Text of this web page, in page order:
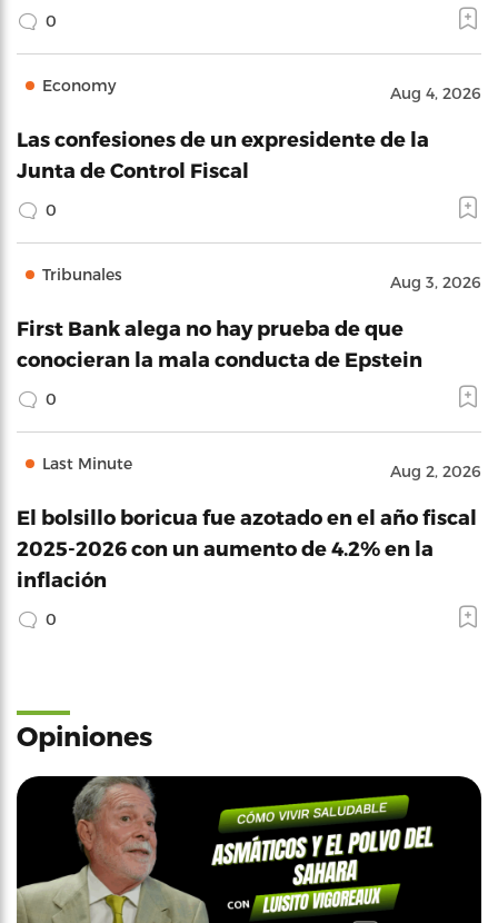
0
Economy Aug 4, 2026
Las confesiones de un expresidente de la
Junta de Control Fiscal
0
Tribunales Aug 3, 2026
First Bank alega no hay prueba de que
conocieran la mala conducta de Epstein
0
Last Minute Aug 2, 2026
El bolsillo boricua fue azotado en el año fiscal
2025-2026 con un aumento de 4.2% en la
inflación
0
Opiniones